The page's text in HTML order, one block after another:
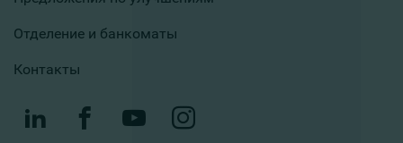
Отделение и банкоматы
Контакты